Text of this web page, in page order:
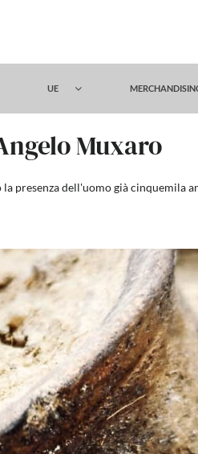
UE
Muxaro
presenza dell'uomo già cinquemila